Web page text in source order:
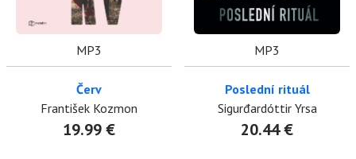
MP3
Červ
František Kozmon
19.99 €
MP3
Poslední rituál
Sigurđardóttir Yrsa
20.44 €